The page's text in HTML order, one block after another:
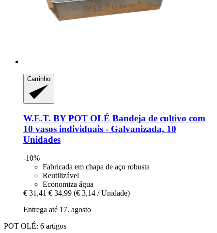
Carrinho
W.E.T. BY POT OLÉ Bandeja de cultivo com
10 vasos individuais -​ Galvanizada, 10
Unidades
-10%
Fabricada em chapa de aço robusta
Reutilizável
Economiza água
€ 31,41 € 34,99 (€ 3,14 / Unidade)
Entrega até 17. agosto
POT OLÉ: 6 artigos